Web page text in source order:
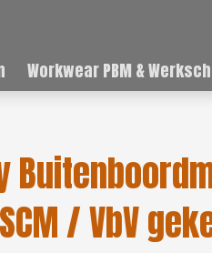
Workwear PBM &
/ VbV